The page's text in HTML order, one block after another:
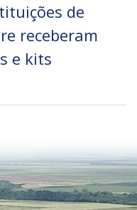
de
receberam
e kits